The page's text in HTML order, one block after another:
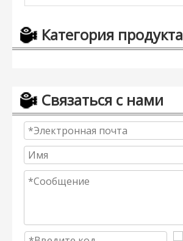
Категория продукта
Связаться с нами